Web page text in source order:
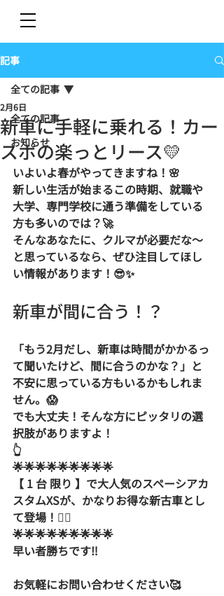
記事
全ての記事
お知らせ
全ての記事
新車に手軽に乗れる！カー
スポの楽っとリース💛
2月6日
いよいよ春がやってきますね！🌸
新しい生活が始まるこの時期、就職や
大学、専門学校に通う準備をしている
方も多いのでは？🚀
そんなあなたに、クルマが必要だな〜
と思っているなら、ぜひ注目してほし
い情報があります！😎✨
新車が間に合う！？
「もう2月だし、新車は時間がかかるっ
て聞いたけど、間に合うのかな？」と
不安に思っている方もいるかもしれま
せん。😱
でも大丈夫！そんな方にピッタリの選
択肢がありますよ！
👆
🌟🌟🌟🌟🌟🌟🌟🌟🌟
【 1 台 限り 】で大人気のスペーシアカ
スタムXSが、かなりお得な新古車とし
て登場！❤️‍🔥
🌟🌟🌟🌟🌟🌟🌟🌟🌟
早い者勝ちです‼️
お気軽にお問い合わせください🥰